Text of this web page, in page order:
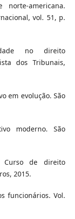
americana.
vol. 51, p.
no direito
dos Tribunais,
em evolução. São
moderno. São
Curso de direito
2015.
funcionários. Vol.